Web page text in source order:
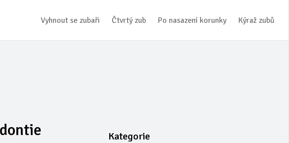
Vyhnout se zubaři Čtvrtý zub Po nasazení korunky Kýraž zubů
Kategorie